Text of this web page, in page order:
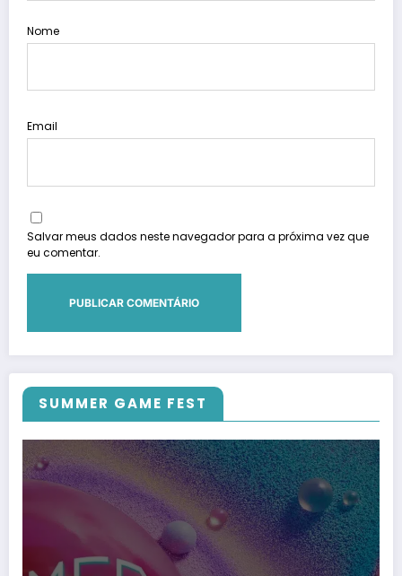
Nome
Email
Salvar meus dados neste navegador para a próxima vez que
eu comentar.
SUMMER GAME FEST